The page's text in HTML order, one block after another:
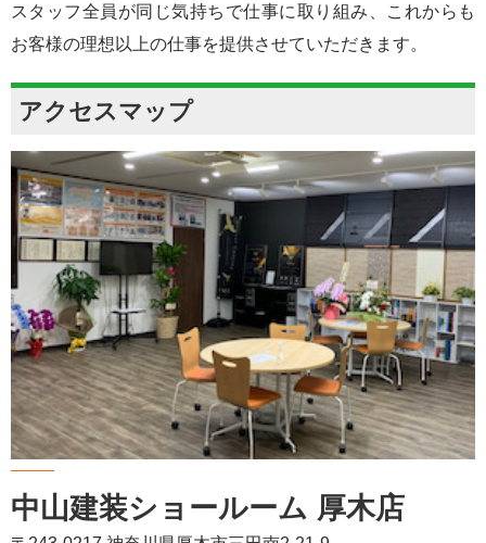
スタッフ全員が同じ気持ちで仕事に取り組み、これからも
お客様の理想以上の仕事を提供させていただきます。
アクセスマップ
中山建装ショールーム 厚木店